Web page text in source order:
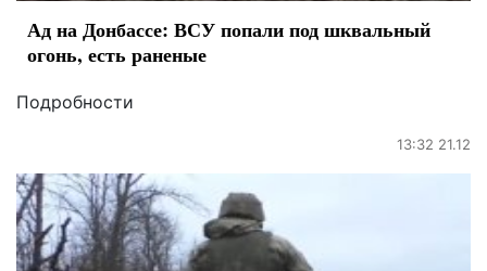
Ад на Донбассе: ВСУ попали под шквальный
огонь, есть раненые
Подробности
13:32 21.12